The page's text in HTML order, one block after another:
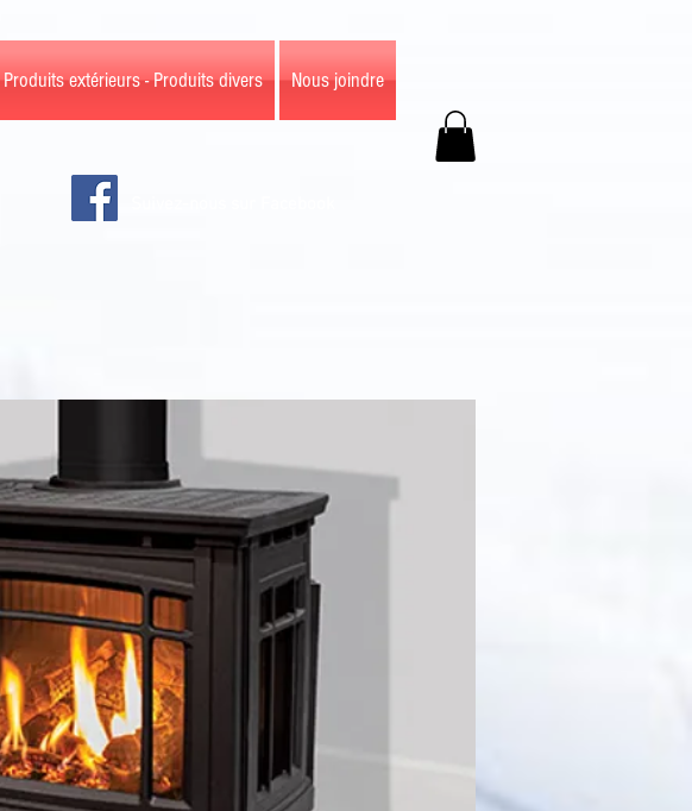
Produits extérieurs - Produits divers Nous joindre